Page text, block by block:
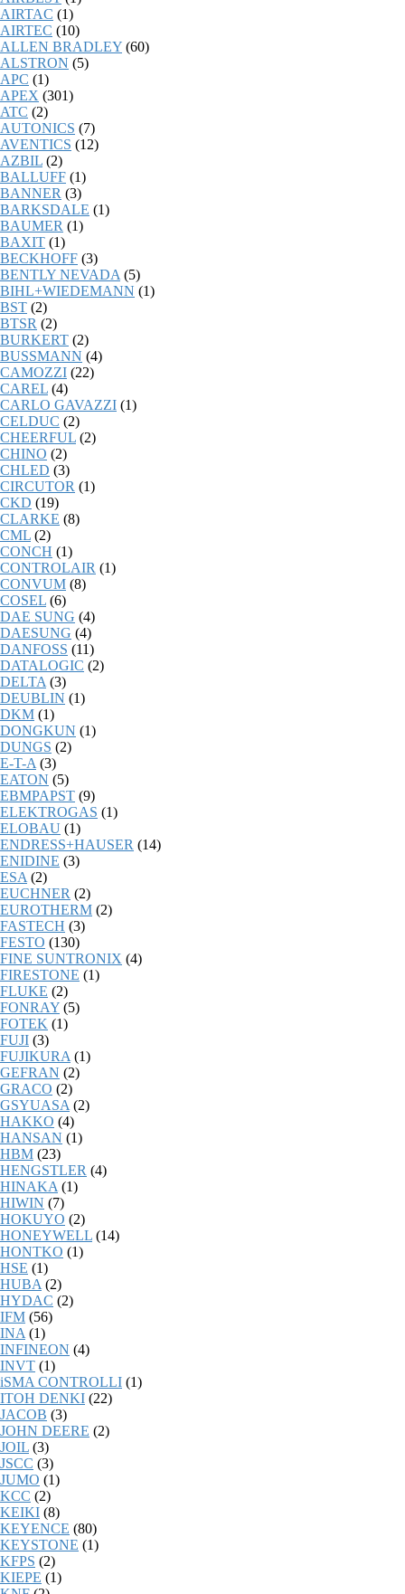
AIRTAC (1)
AIRTEC (10)
ALLEN BRADLEY (60)
ALSTRON (5)
APC (1)
APEX (301)
ATC (2)
AUTONICS (7)
AVENTICS (12)
AZBIL (2)
BALLUFF (1)
BANNER (3)
BARKSDALE (1)
BAUMER (1)
BAXIT (1)
BECKHOFF (3)
BENTLY NEVADA (5)
BIHL+WIEDEMANN (1)
BST (2)
BTSR (2)
BURKERT (2)
BUSSMANN (4)
CAMOZZI (22)
CAREL (4)
CARLO GAVAZZI (1)
CELDUC (2)
CHEERFUL (2)
CHINO (2)
CHLED (3)
CIRCUTOR (1)
CKD (19)
CLARKE (8)
CML (2)
CONCH (1)
CONTROLAIR (1)
CONVUM (8)
COSEL (6)
DAE SUNG (4)
DAESUNG (4)
DANFOSS (11)
DATALOGIC (2)
DELTA (3)
DEUBLIN (1)
DKM (1)
DONGKUN (1)
DUNGS (2)
E-T-A (3)
EATON (5)
EBMPAPST (9)
ELEKTROGAS (1)
ELOBAU (1)
ENDRESS+HAUSER (14)
ENIDINE (3)
ESA (2)
EUCHNER (2)
EUROTHERM (2)
FASTECH (3)
FESTO (130)
FINE SUNTRONIX (4)
FIRESTONE (1)
FLUKE (2)
FONRAY (5)
FOTEK (1)
FUJI (3)
FUJIKURA (1)
GEFRAN (2)
GRACO (2)
GSYUASA (2)
HAKKO (4)
HANSAN (1)
HBM (23)
HENGSTLER (4)
HINAKA (1)
HIWIN (7)
HOKUYO (2)
HONEYWELL (14)
HONTKO (1)
HSE (1)
HUBA (2)
HYDAC (2)
IFM (56)
INA (1)
INFINEON (4)
INVT (1)
iSMA CONTROLLI (1)
ITOH DENKI (22)
JACOB (3)
JOHN DEERE (2)
JOIL (3)
JSCC (3)
JUMO (1)
KCC (2)
KEIKI (8)
KEYENCE (80)
KEYSTONE (1)
KFPS (2)
KIEPE (1)